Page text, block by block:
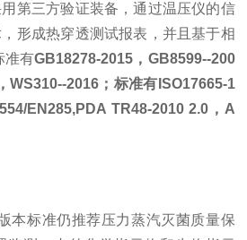
第三方验证装备，通过温压仪的信
形成热穿透测试报表，并且基于相
准有GB18278-2015，GB8599--200
WS310--2016；标准有ISO17665-1
EN285,PDA TR48-2010 2.0，A
本标准仍推荐压力蒸汽灭菌质量保